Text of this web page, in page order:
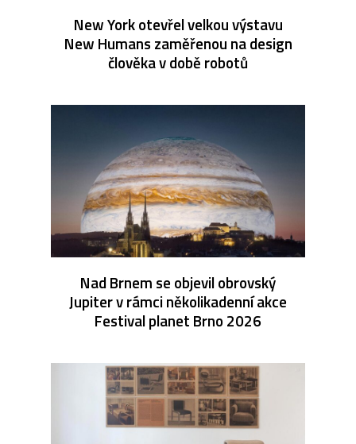
New York otevřel velkou výstavu
New Humans zaměřenou na design
člověka v době robotů
Nad Brnem se objevil obrovský
Jupiter v rámci několikadenní akce
Festival planet Brno 2026